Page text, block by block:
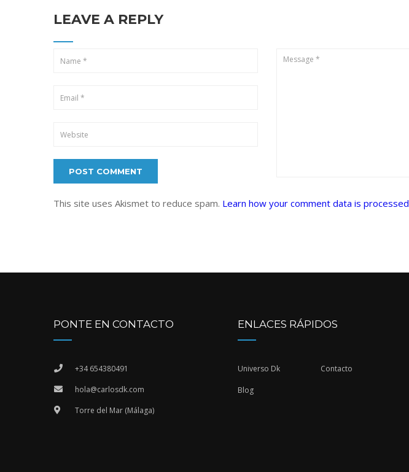
LEAVE A REPLY
This site uses Akismet to reduce spam. Learn how your comment data is processed
PONTE EN CONTACTO
+34 654380491
hola@carlosdk.com
Torre del Mar (Málaga)
ENLACES RÁPIDOS
Universo Dk Contacto
Blog